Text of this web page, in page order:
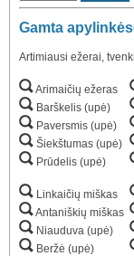
Gamta
Artimiausi ežerai,
Arimaičių ežeras
Barškelis (upė)
Paversmis (upė)
Šiekštumas (upė)
Prūdelis (upė)
Linkaičių miškas
Antaniškių miškas
Niauduva (upė)
Beržė (upė)